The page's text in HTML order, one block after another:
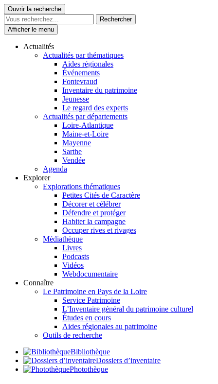
Skip
to
content
Le Patrimoine se vit ici
Ouvrir la recherche
Afficher le menu
Actualités
Actualités par thématiques
Aides régionales
Événements
Fontevraud
Inventaire du patrimoine
Jeunesse
Le regard des experts
Actualités par départements
Loire-Atlantique
Maine-et-Loire
Mayenne
Sarthe
Vendée
Agenda
Explorer
Explorations thématiques
Petites Cités de Caractère
Décorer et célébrer
Défendre et protéger
Habiter la campagne
Occuper rives et rivages
Médiathèque
Livres
Podcasts
Vidéos
Webdocumentaire
Connaître
Le Patrimoine en Pays de la Loire
Service Patrimoine
L’Inventaire général du patrimoine culturel
Études en cours
Aides régionales au patrimoine
Outils de recherche
Bibliothèque
Dossiers d’inventaire
Photothèque